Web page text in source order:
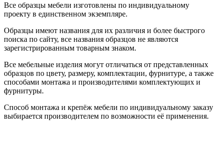
Все образцы мебели изготовлены по индивидуальному
проекту в единственном экземпляре.
Образцы имеют названия для их различия и более быстрого
поиска по сайту, все названия образцов не являются
зарегистрированным товарным знаком.
Все мебельные изделия могут отличаться от представленных
образцов по цвету, размеру, комплектации, фурнитуре, а также
способами монтажа и производителями комплектующих и
фурнитуры.
Способ монтажа и крепёж мебели по индивидуальному заказу
выбирается производителем по возможности её применения.